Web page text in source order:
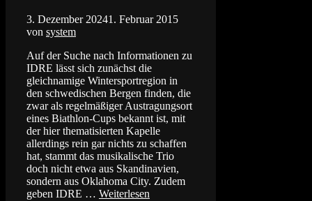
3. Dezember 20241. Februar 2015
von system
Auf der Suche nach Informationen zu
IDRE lässt sich zunächst die
gleichnamige Wintersportregion in
den schwedischen Bergen finden, die
zwar als regelmäßiger Austragungsort
eines Biathlon-Cups bekannt ist, mit
der hier thematisierten Kapelle
allerdings rein gar nichts zu schaffen
hat, stammt das musikalische Trio
doch nicht etwa aus Skandinavien,
sondern aus Oklahoma City. Zudem
geben IDRE … Weiterlesen